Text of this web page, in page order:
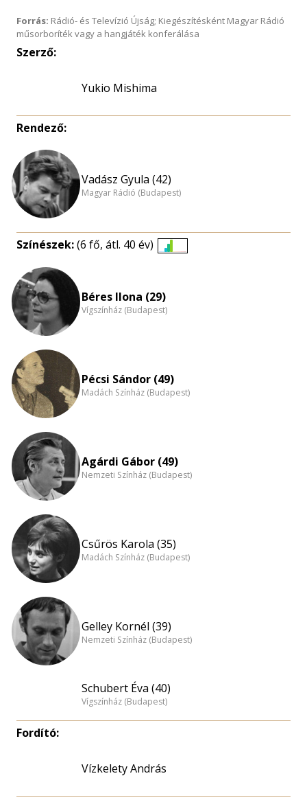
Forrás: Rádió- és Televízió Újság; Kiegészítésként Magyar Rádió
műsorboríték vagy a hangjáték konferálása
Szerző:
Yukio Mishima
Rendező:
Vadász Gyula (42)
Magyar Rádió (Budapest)
Színészek:(6 fő, átl. 40 év)
Béres Ilona (29)
Vígszínház (Budapest)
Pécsi Sándor (49)
Madách Színház (Budapest)
Agárdi Gábor (49)
Nemzeti Színház (Budapest)
Csűrös Karola (35)
Madách Színház (Budapest)
Gelley Kornél (39)
Nemzeti Színház (Budapest)
Schubert Éva (40)
Vígszínház (Budapest)
Fordító:
Vízkelety András